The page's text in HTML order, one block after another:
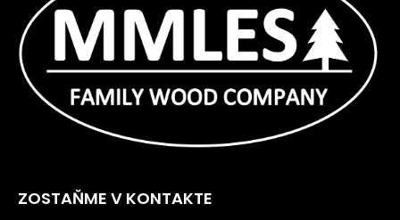
ZOSTAŇME V KONTAKTE